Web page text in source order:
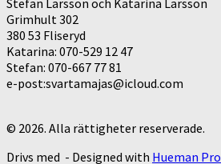
Stefan Larsson och Katarina Larsson
Grimhult 302
380 53 Fliseryd
Katarina: 070-529 12 47
Stefan: 070-667 77 81
e-post:svartamajas@icloud.com
© 2026. Alla rättigheter reserverade.
Drivs med - Designed with Hueman Pro